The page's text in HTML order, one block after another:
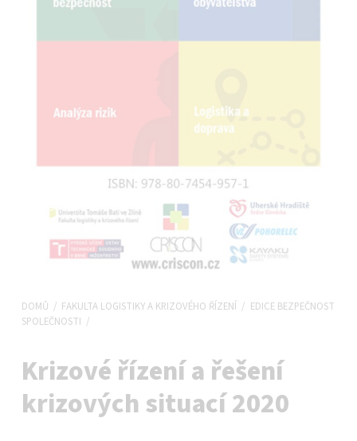
DOMŮ / FAKULTA LOGISTIKY A KRIZOVÉHO ŘÍZENÍ / EDICE BEZPEČNOST
SPOLEČNOSTI /
Krizové řízení a řešení
krizových situací 2020